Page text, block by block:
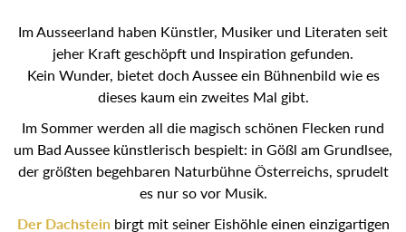
Im Ausseerland haben Künstler, Musiker und Literaten seit
jeher Kraft geschöpft und Inspiration gefunden.
Kein Wunder, bietet doch Aussee ein Bühnenbild wie es
dieses kaum ein zweites Mal gibt.
Im Sommer werden all die magisch schönen Flecken rund
um Bad Aussee künstlerisch bespielt: in Gößl am Grundlsee,
der größten begehbaren Naturbühne Österreichs, sprudelt
es nur so vor Musik.
Der Dachstein birgt mit seiner Eishöhle einen einzigartigen